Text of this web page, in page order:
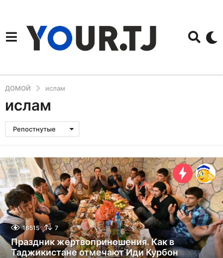
ДОМОЙ ислам
ислам
Репостнутые
16515 7
Праздник жертвоприношения. Как в
Таджикистане отмечают Иди Курбон